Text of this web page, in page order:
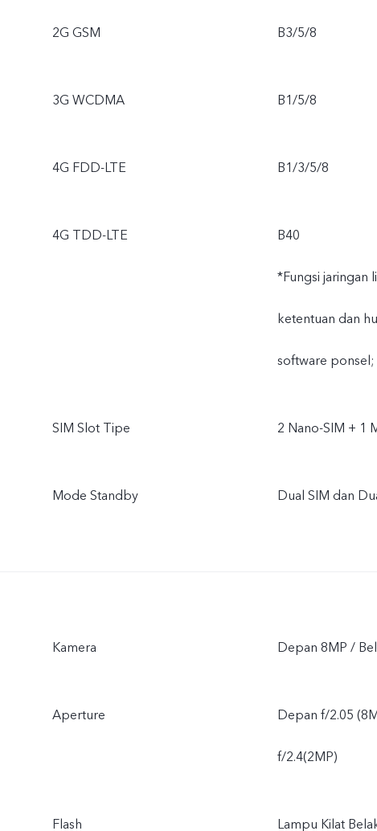
2G GSM B3/5/8
3G WCDMA B1/5/8
4G FDD-LTE B1/3/5/8
4G TDD-LTE B40
*Fungsi jaringan
ketentuan dan
software ponsel;
SIM Slot Tipe 2 Nano-SIM + 1
Mode Standby Dual SIM dan
Kamera Depan 8MP /
Aperture Depan f/2.05
f/2.4(2MP)
Flash Lampu Kilat